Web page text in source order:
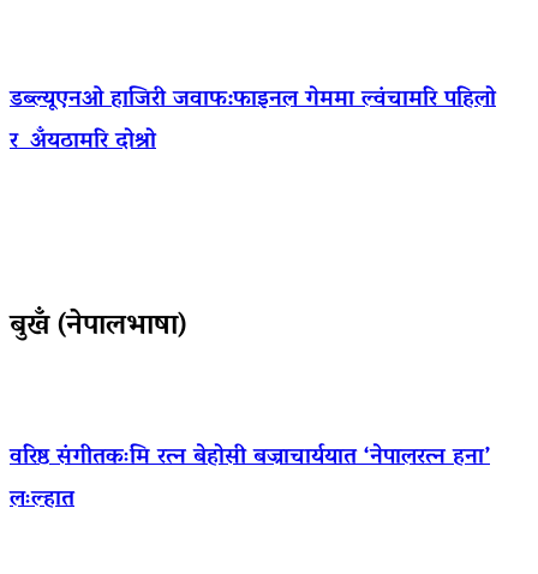
डब्ल्यूएनओ हाजिरी जवाफ:फाइनल गेममा ल्वंचामरि पहिलो
र अँयठामरि दोश्रो
बुखँ (नेपालभाषा)
वरिष्ठ संगीतकःमि रत्न बेहोसी बज्राचार्ययात ‘नेपालरत्न हना’
लःल्हात